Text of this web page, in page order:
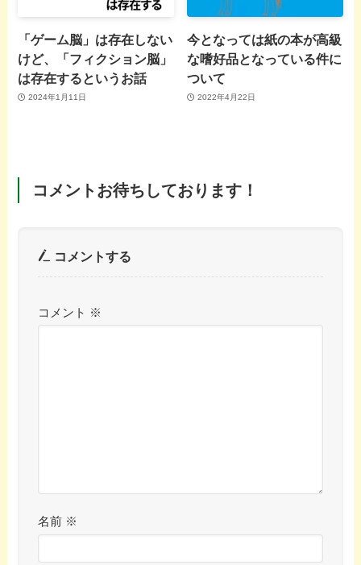
「ゲーム脳」は存在しない
けど、「フィクション脳」
は存在するというお話
2024年1月11日
今となっては紙の本が高級
な嗜好品となっている件に
ついて
2022年4月22日
コメントお待ちしております！
コメントする
コメント ※
名前 ※